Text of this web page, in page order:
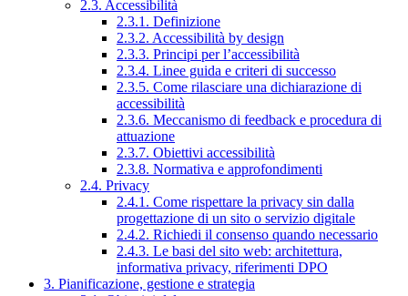
2.3. Accessibilità
2.3.1. Definizione
2.3.2. Accessibilità by design
2.3.3. Principi per l’accessibilità
2.3.4. Linee guida e criteri di successo
2.3.5. Come rilasciare una dichiarazione di
accessibilità
2.3.6. Meccanismo di feedback e procedura di
attuazione
2.3.7. Obiettivi accessibilità
2.3.8. Normativa e approfondimenti
2.4. Privacy
2.4.1. Come rispettare la privacy sin dalla
progettazione di un sito o servizio digitale
2.4.2. Richiedi il consenso quando necessario
2.4.3. Le basi del sito web: architettura,
informativa privacy, riferimenti DPO
3. Pianificazione, gestione e strategia